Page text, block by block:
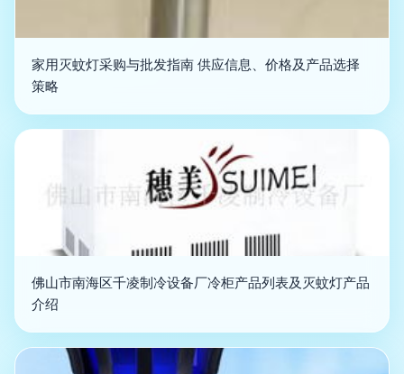
家用灭蚊灯采购与批发指南 供应信息、价格及产品选择
策略
佛山市南海区千凌制冷设备厂冷柜产品列表及灭蚊灯产品
介绍